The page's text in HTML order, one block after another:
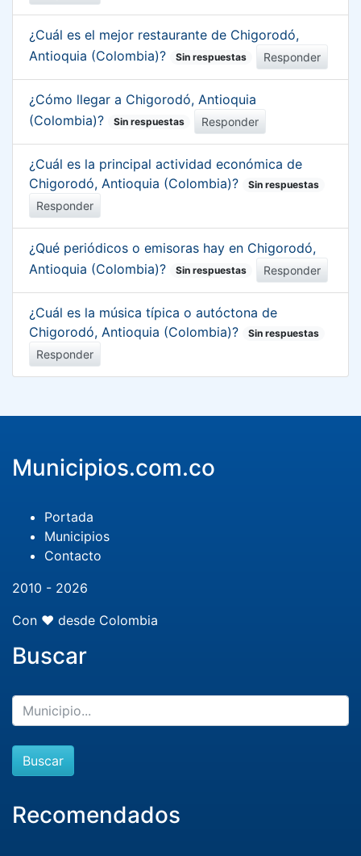
¿Cuál es el mejor restaurante de Chigorodó,
Antioquia (Colombia)?
Sin respuestas Responder
¿Cómo llegar a Chigorodó, Antioquia
(Colombia)?
Sin respuestas Responder
¿Cuál es la principal actividad económica de
Chigorodó, Antioquia (Colombia)?
Sin respuestas
Responder
¿Qué periódicos o emisoras hay en Chigorodó,
Antioquia (Colombia)?
Sin respuestas Responder
¿Cuál es la música típica o autóctona de
Chigorodó, Antioquia (Colombia)?
Sin respuestas
Responder
Municipios.com.co
Portada
Municipios
Contacto
2010 - 2026
Con ❤️ desde Colombia
Buscar
Buscar
Recomendados